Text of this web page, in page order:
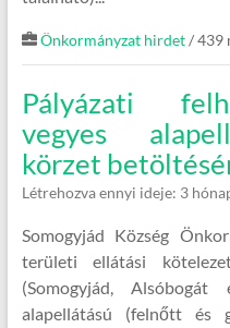
Önkormányzat hirdet/ 439
Pályázati
vegyes
körzet
Létrehozva ennyi ideje: 3
Somogyjád Község
területi ellátási
(Somogyjád,
alapellátású (felnőtt és